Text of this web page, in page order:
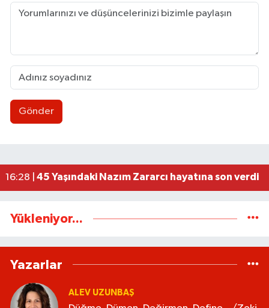
Gönder
21:30 |Düğme, Dümen, Değirmen, Define... /Zeki
16:28 | 45 Yaşındaki Nazım Zararcı hayatına son verdi
Yükleniyor...
Yazarlar
ALEV UZUNBAŞ